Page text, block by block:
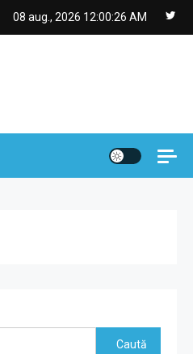
08 aug., 2026 12:00:27 AM
Caută